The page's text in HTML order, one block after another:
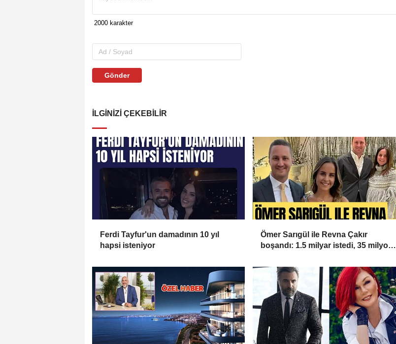
Gönder
İLGINIZI ÇEKEBILIR
Ferdi Tayfur'un damadının 10 yıl
hapsi isteniyor
Ömer Sarıgül ile Revna Çakır
boşandı: 1.5 milyar istedi, 35 milyon